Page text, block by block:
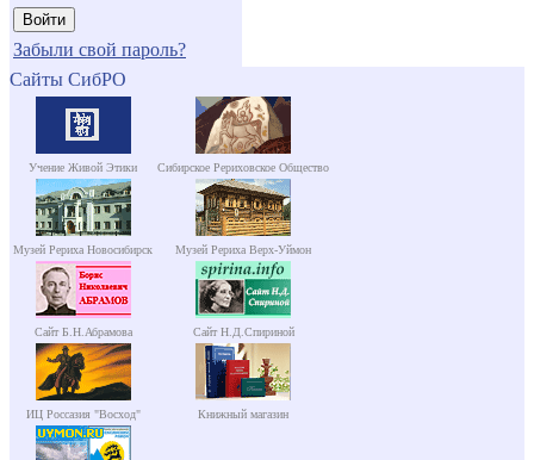
Забыли свой пароль?
Сайты СибРО
Учение Живой Этики Сибирское Рериховское Общество
Музей Рериха Новосибирск Музей Рериха Верх-Уймон
Сайт Б.Н.Абрамова Сайт Н.Д.Спириной
ИЦ Россазия "Восход" Книжный магазин